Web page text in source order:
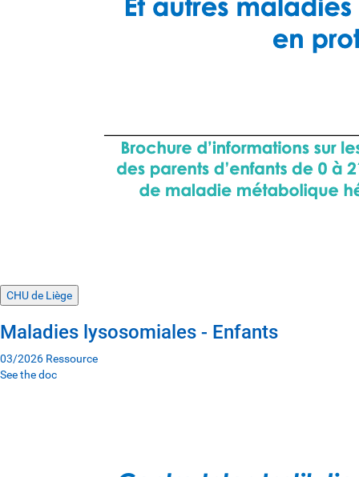
CHU de Liège
Maladies lysosomiales - Enfants
03/2026 Ressource
See the doc